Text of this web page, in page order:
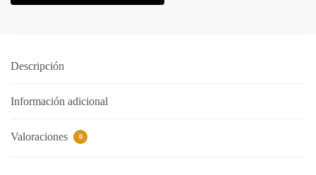
Blue
Descripción
Información adicional
Valoraciones 0